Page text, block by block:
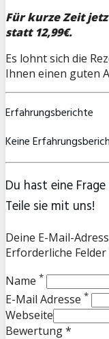
Für kurze Zeit
statt 12,99€.
Es lohnt sich die
Ihnen einen guten
Erfahrungsberichte
Keine
Du hast eine
Teile sie mit uns!
Deine E-Mail-
Erforderliche
Name *
E-Mail Adresse *
Webseite
Bewertung *